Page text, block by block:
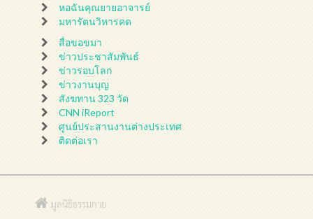
หอฉันคุณยายอาจารย์
มหารัตนวิหารคด
สื่อขอขมา
ข่าวประชาสัมพันธ์
ข่าวรอบโลก
ข่าวงานบุญ
สังฆทาน 323 วัด
CNN iReport
ศูนย์ประสานงานต่างประเทศ
ติดต่อเรา
มูลนิธิธรรมกาย